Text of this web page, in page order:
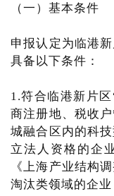
（一）基本条件
申报认定为临港
具备以下条件：
1.符合临港新片
商注册地、税收
城融合区内的科
立法人资格的企
《上海产业结构
淘汰类领域的企业